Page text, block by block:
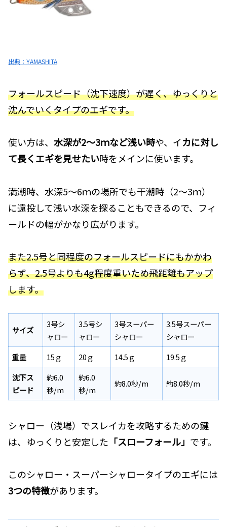
出典：YAMASHITA
フォールスピード（沈下速度）が遅く、ゆっくりと
沈んでいくタイプのエギです。
使い方は、 水深が2～3ｍなど浅い時や、イカに対し
て長くエギを見せたい時をメインに使います。
満潮時、水深5～6ｍの場所でも干潮時（2～3ｍ）
に遠投して浅い水深を探ることもできるので、フィ
ールドの幅がかなり広がります。
また2.5号と同程度のフォールスピードにもかかわ
らず、2.5号よりも4g程度重いため飛距離もアップ
します。
サイズ
3号シ
ャロー
3.5号シ
ャロー
3号スーパー
シャロー
3.5号スーパー
シャロー
重量
15ｇ 20ｇ 14.5ｇ
19.5ｇ
沈下ス
ピード
約6.0
秒/m
約6.0
秒/m
約8.0秒/m 約8.0秒/m
シャロー（浅場）でスレイカを攻略するための鍵
は、ゆっくりと安定した 「スローフォール」 です。
このシャロー・スーパーシャロータイプのエギには
3つの特徴があります。